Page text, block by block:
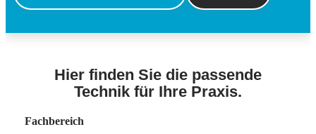
Hier finden Sie die passende
Technik für Ihre Praxis.
Fachbereich